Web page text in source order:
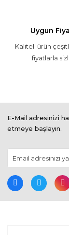
Uygun
Kaliteli ürün
fiyatlarla
E-Mail adresinizi
etmeye başlayın.